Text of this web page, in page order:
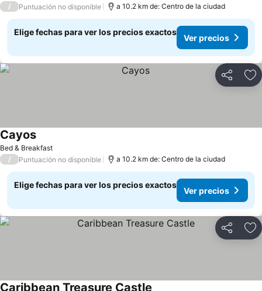
/ Puntuación no disponible a 10.2 km de: Centro de la ciudad
Elige fechas para ver los precios exactos
Ver precios
Compartir
Bed & Breakfast
Cayos
/ Puntuación no disponible a 10.2 km de: Centro de la ciudad
Elige fechas para ver los precios exactos
Ver precios
Compartir
Caribbean Treasure Castle